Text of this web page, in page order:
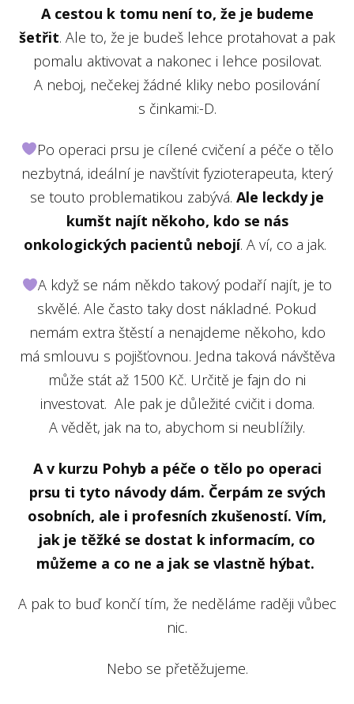
A cestou k tomu není to, že je budeme
šetřit. Ale to, že je budeš lehce protahovat a pak
pomalu aktivovat a nakonec i lehce posilovat.
A neboj, nečekej žádné kliky nebo posilování
s činkami:-D.
Po operaci prsu je cílené cvičení a péče o tělo
nezbytná, ideální je navštívit fyzioterapeuta, který
se touto problematikou zabývá. Ale leckdy je
kumšt najít někoho, kdo se nás
onkologických pacientů nebojí. A ví, co a jak.
A když se nám někdo takový podaří najít, je to
skvělé. Ale často taky dost nákladné. Pokud
nemám extra štěstí a nenajdeme někoho, kdo
má smlouvu s pojišťovnou. Jedna taková návštěva
může stát až 1500 Kč. Určitě je fajn do ni
investovat. Ale pak je důležité cvičit i doma.
A vědět, jak na to, abychom si neublížily.
A v kurzu Pohyb a péče o tělo po operaci
prsu ti tyto návody dám. Čerpám ze svých
osobních, ale i profesních zkušeností. Vím,
jak je těžké se dostat k informacím, co
můžeme a co ne a jak se vlastně hýbat.
A pak to buď končí tím, že neděláme raději vůbec
nic.
Nebo se přetěžujeme.